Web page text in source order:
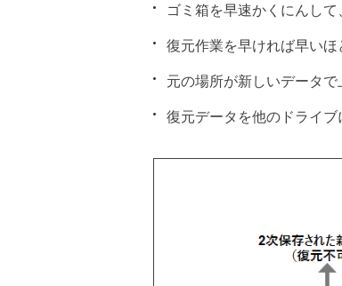
ゴミ箱を早速かくにんし
復元作業を早ければ早いほ
元の場所が新しいデータ
復元データを他のドライブ